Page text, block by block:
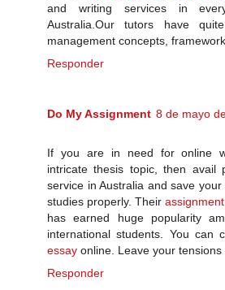
and writing services in
Australia.Our tutors have
management concepts,
Responder
Do My Assignment 8 de mayo
If you are in need for online
intricate thesis topic, then avail
service in Australia and save
studies properly. Their
has earned huge popularity
international students. You can
essay online. Leave your
Responder